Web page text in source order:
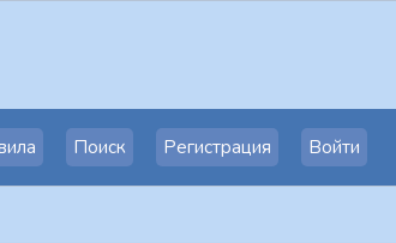
Поиск Регистрация Войти